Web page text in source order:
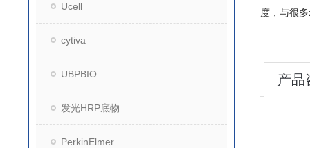
Ucell
cytiva
UBPBIO
发光HRP底物
PerkinElmer
度，与很
产品